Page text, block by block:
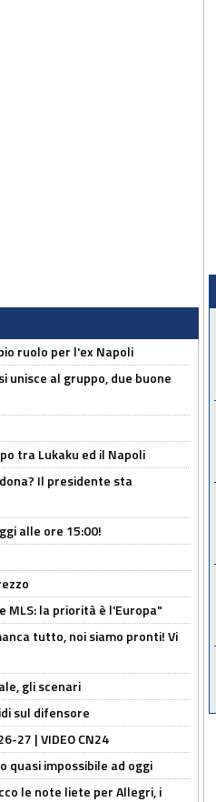
ruolo per l'ex Napoli
unisce al gruppo, due buone
tra Lukaku ed il Napoli
Il presidente sta
alle ore 15:00!
MLS: la priorità è l'Europa"
tutto, noi siamo pronti! Vi
gli scenari
sul difensore
27 | VIDEO CN24
impossibile ad oggi
le note liete per Allegri, i